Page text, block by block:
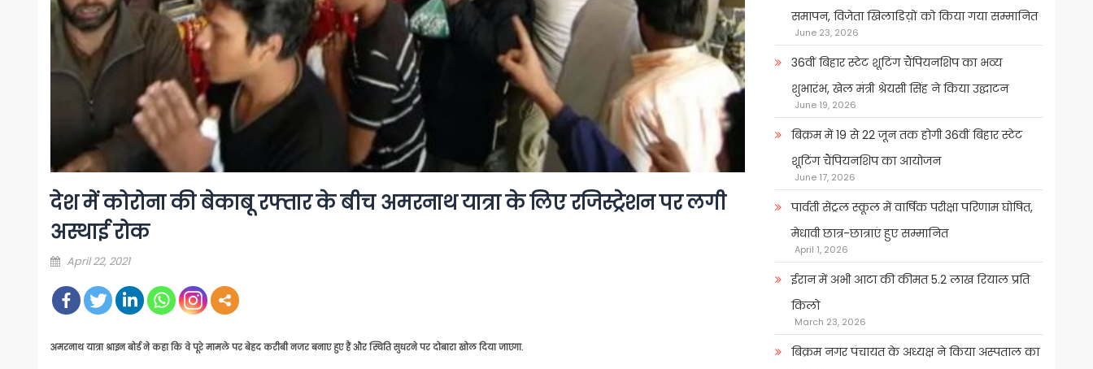
देश में कोरोना की बेकाबू रफ्तार के बीच अमरनाथ यात्रा के लिए रजिस्ट्रेशन पर लगी
अस्थाई रोक
Posted
April 22, 2021
अमरनाथ यात्रा श्राइन बोर्ड ने कहा कि वे पूरे मामले पर बेहद करीबी नजर बनाए हुए हैं और स्थिति सुधरने पर दोबारा खोल दिया जाएगा.
समापन, विजेता खिलाडिय़ों को किया गया सम्मानित
June 23, 2026
36वीं बिहार स्टेट शूटिंग चैंपियनशिप का भव्य
शुभारंभ, खेल मंत्री श्रेयसी सिंह ने किया उद्घाटन
June 19, 2026
बिक्रम में 19 से 22 जून तक होगी 36वीं बिहार स्टेट
शूटिंग चैंपियनशिप का आयोजन
June 17, 2026
पार्वती सेंट्रल स्कूल में वार्षिक परीक्षा परिणाम घोषित,
मेधावी छात्र-छात्राएं हुए सम्मानित
April 1, 2026
ईरान में अभी आटा की कीमत 5.2 लाख रियाल प्रति
किलो
March 23, 2026
बिक्रम नगर पंचायत के अध्यक्ष ने किया अस्पताल का